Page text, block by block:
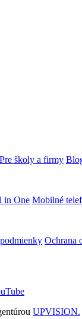
Pre školy a firmy
in One Mobilné
Ochrana
UPVISION.